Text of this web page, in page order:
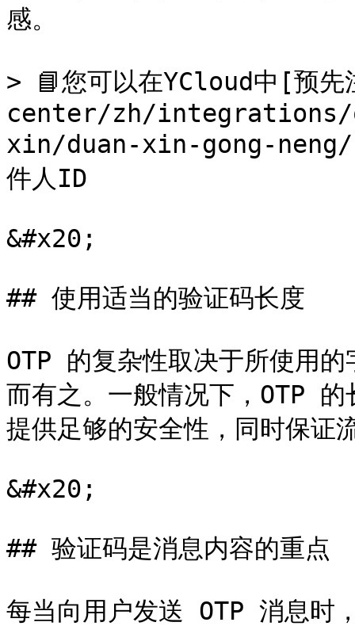
感。
> 📘您可以在YCloud中[预
center/zh/integrations/
xin/duan-xin-gong-neng/
件人ID
&#x20;
## 使用适当的验证码长度
OTP 的复杂性取决于所使用
而有之。一般情况下，OTP
提供足够的安全性，同时保证
&#x20;
## 验证码是消息内容的重点
每当向用户发送 OTP 消息时